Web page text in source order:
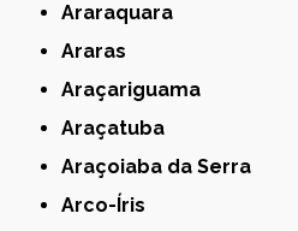
Araraquara
Araras
Araçariguama
Araçatuba
Araçoiaba da Serra
Arco-Íris